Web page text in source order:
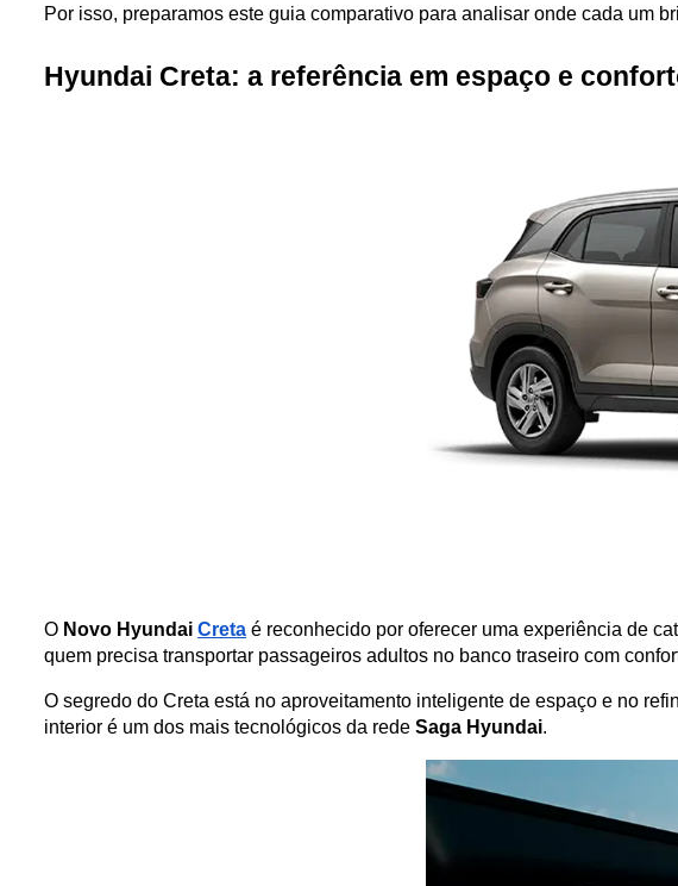
Por isso, preparamos este guia comparativo para analisar onde cada um
Hyundai Creta: a referência em espaço e
O Novo Hyundai Creta é reconhecido por oferecer uma experiência de
quem precisa transportar passageiros adultos no banco traseiro com
O segredo do Creta está no aproveitamento inteligente de espaço e no
interior é um dos mais tecnológicos da rede Saga Hyundai.